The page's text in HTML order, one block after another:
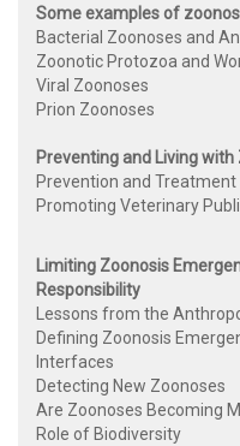
Some examples of
Bacterial Zoonoses and
Zoonotic Protozoa and
Viral Zoonoses
Prion Zoonoses
Preventing and Living with
Prevention and
Promoting Veterinary
Limiting Zoonosis
Responsibility
Lessons from the
Defining Zoonosis
Interfaces
Detecting New Zoonoses
Are Zoonoses Becoming
Role of Biodiversity